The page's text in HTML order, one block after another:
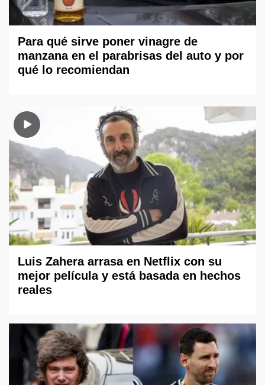
Para qué sirve poner vinagre de
manzana en el parabrisas del auto y por
qué lo recomiendan
Luis Zahera arrasa en Netflix con su
mejor película y está basada en hechos
reales